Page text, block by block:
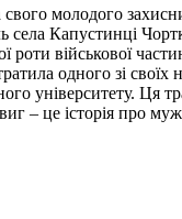
молодого
села Капустинці
роти військової
одного зі
університету.
– це історія про